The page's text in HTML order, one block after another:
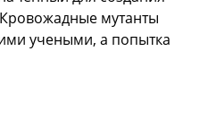
мутанты
учеными, а попытка